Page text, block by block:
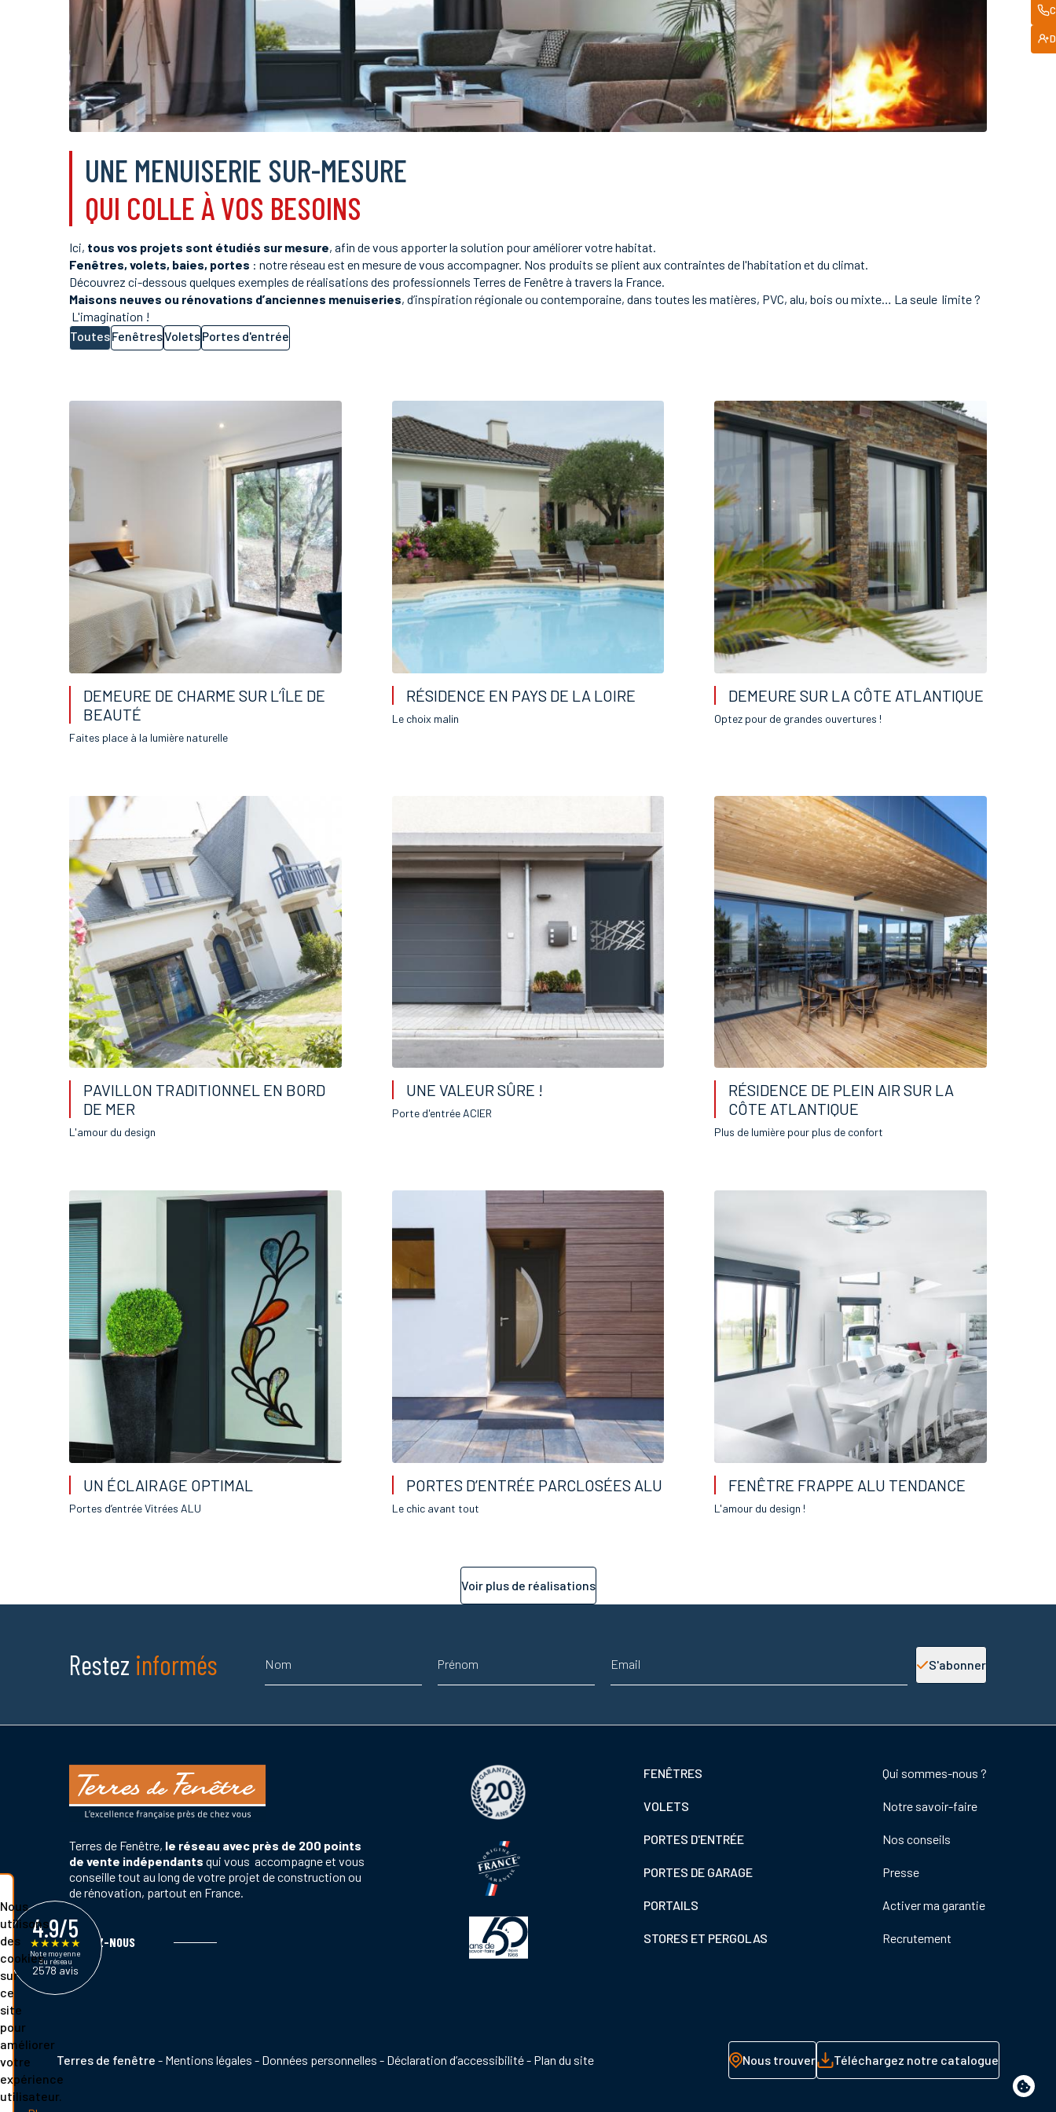
UNE MENUISERIE SUR-MESURE
QUI COLLE À VOS BESOINS
Ici, tous vos projets sont étudiés sur mesure, afin de vous apporter la solution pour améliorer votre habitat.
Fenêtres, volets, baies, portes : notre réseau est en mesure de vous accompagner. Nos produits se plient aux contraintes de l'habitation et du climat.
Découvrez ci-dessous quelques exemples de réalisations des professionnels Terres de Fenêtre à travers la France.
Maisons neuves ou rénovations d’anciennes menuiseries, d’inspiration régionale ou contemporaine, dans toutes les matières, PVC, alu, bois ou mixte… La seule limite ?
L'imagination !
ToutesFenêtresVoletsPortes d'entrée
DEMEURE DE CHARME SUR L’ÎLE DE
BEAUTÉ
Faites place à la lumière naturelle
RÉSIDENCE EN PAYS DE LA LOIRE
Le choix malin
DEMEURE SUR LA CÔTE ATLANTIQUE
Optez pour de grandes ouvertures !
PAVILLON TRADITIONNEL EN BORD
DE MER
L'amour du design
UNE VALEUR SÛRE !
Porte d'entrée ACIER
RÉSIDENCE DE PLEIN AIR SUR LA
CÔTE ATLANTIQUE
Plus de lumière pour plus de confort
UN ÉCLAIRAGE OPTIMAL
Portes d’entrée Vitrées ALU
PORTES D’ENTRÉE PARCLOSÉES ALU
Le chic avant tout
FENÊTRE FRAPPE ALU TENDANCE
L'amour du design !
Voir plus de réalisations
Restez informés
S'abonner
Terres de Fenêtre, le réseau avec près de 200 points
de vente indépendants qui vous accompagne et vous
conseille tout au long de votre projet de construction ou
de rénovation, partout en France.
SUIVEZ-NOUS
Footer
de
FENÊTRES
VOLETS
PORTES D'ENTRÉE
PORTES DE GARAGE
PORTAILS
STORES ET PERGOLAS
Footer
de
Qui sommes-nous ?
Notre savoir-faire
Nos conseils
Presse
Activer ma garantie
Recrutement
Pied
de
page
Terres de fenêtre Mentions légales Données personnelles Déclaration d’accessibilité Plan du site Nous trouver Téléchargez notre catalogue
4.9/5
★★★★★
Note moyenne
du réseau
2578 avis
Nous
utilisons
des
cookies
sur
ce
site
pour
améliorer
votre
expérience
utilisateur.